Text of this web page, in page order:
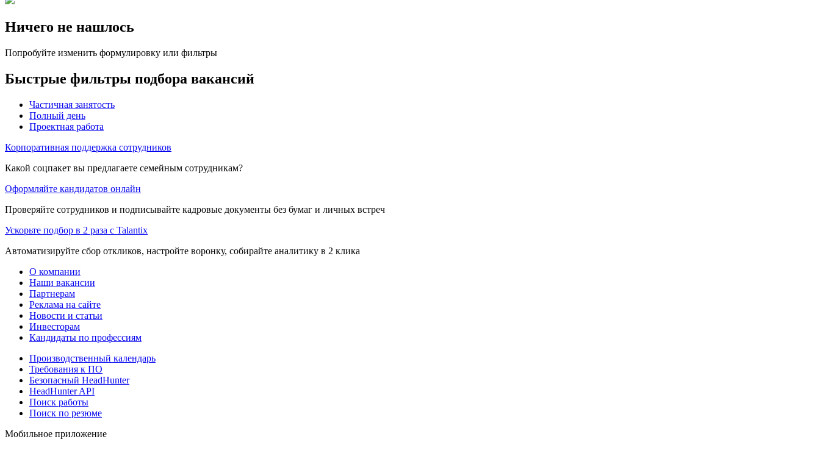
Ничего не нашлось
Попробуйте изменить формулировку или фильтры
Быстрые фильтры подбора вакансий
Частичная занятость
Полный день
Проектная работа
Корпоративная поддержка сотрудников
Какой соцпакет вы предлагаете семейным сотрудникам?
Оформляйте кандидатов онлайн
Проверяйте сотрудников и подписывайте кадровые документы без бумаг и личных встреч
Ускорьте подбор в 2 раза с Talantix
Автоматизируйте сбор откликов, настройте воронку, собирайте аналитику в 2 клика
О компании
Наши вакансии
Партнерам
Реклама на сайте
Новости и статьи
Инвесторам
Кандидаты по профессиям
Производственный календарь
Требования к ПО
Безопасный HeadHunter
HeadHunter API
Поиск работы
Поиск по резюме
Мобильное приложение